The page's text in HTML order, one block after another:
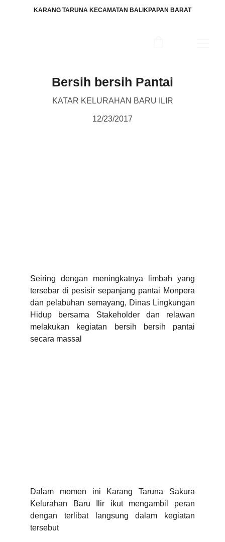
KARANG TARUNA KECAMATAN BALIKPAPAN BARAT
Bersih bersih Pantai
KATAR KELURAHAN BARU ILIR
12/23/2017
Seiring dengan meningkatnya limbah yang
tersebar di pesisir sepanjang pantai Monpera
dan pelabuhan semayang, Dinas Lingkungan
Hidup bersama Stakeholder dan relawan
melakukan kegiatan bersih bersih pantai
secara massal
Dalam momen ini Karang Taruna Sakura
Kelurahan Baru Ilir ikut mengambil peran
dengan terlibat langsung dalam kegiatan
tersebut